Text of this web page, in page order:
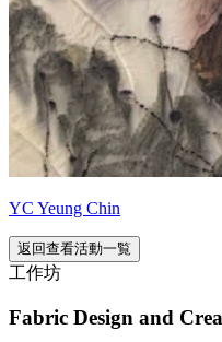
YC Yeung Chin
返回查看活動一覧
工作坊
Fabric Design and